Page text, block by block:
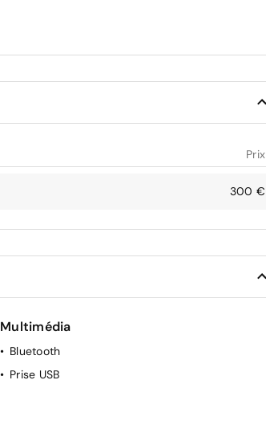
Prix
300 €
Multimédia
Bluetooth
Prise USB